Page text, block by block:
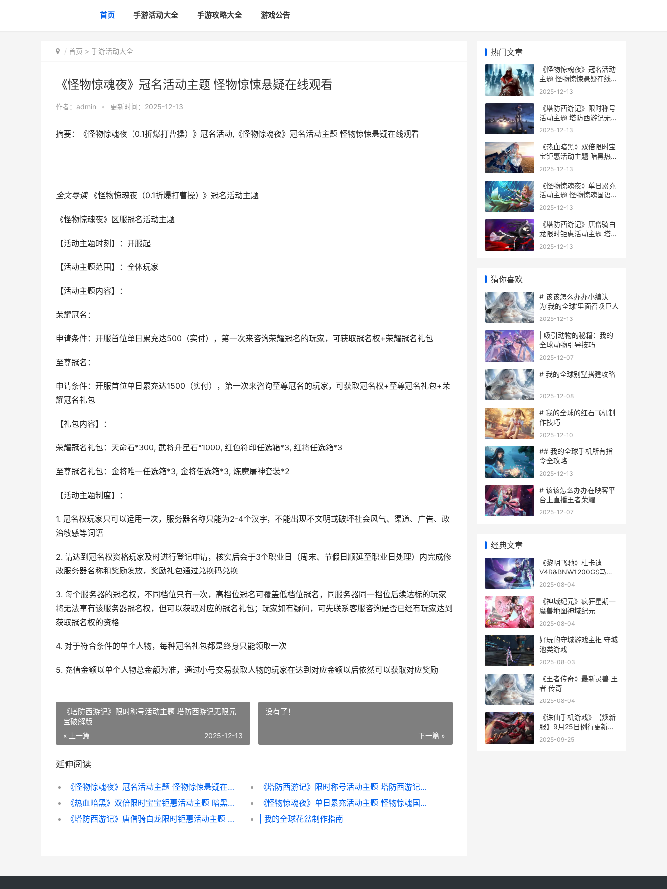
首页 手游活动大全 手游攻略大全 游戏公告
首页 > 手游活动大全
《怪物惊魂夜》冠名活动主题 怪物惊悚悬疑在线观看
作者： admin • 更新时间：2025-12-13
摘要：《怪物惊魂夜（0.1折爆打曹操）》冠名活动,《怪物惊魂夜》冠名活动主题 怪物惊悚悬疑在线观看
全文导读《怪物惊魂夜（0.1折爆打曹操）》冠名活动主题
《怪物惊魂夜》区服冠名活动主题
【活动主题时刻】：开服起
【活动主题范围】：全体玩家
【活动主题内容】：
荣耀冠名：
申请条件：开服首位单日累充达500（实付），第一次来咨询荣耀冠名的玩家，可获取冠名权+荣耀冠名礼包
至尊冠名：
申请条件：开服首位单日累充达1500（实付），第一次来咨询至尊冠名的玩家，可获取冠名权+至尊冠名礼包+荣
耀冠名礼包
【礼包内容】：
荣耀冠名礼包：天命石*300, 武将升星石*1000, 红色符印任选箱*3, 红将任选箱*3
至尊冠名礼包：金将唯一任选箱*3, 金将任选箱*3, 炼魔屠神套装*2
【活动主题制度】：
1. 冠名权玩家只可以运用一次，服务器名称只能为2-4个汉字，不能出现不文明或破坏社会风气、渠道、广告、政
治敏感等词语
2. 请达到冠名权资格玩家及时进行登记申请，核实后会于3个职业日（周末、节假日顺延至职业日处理）内完成修
改服务器名称和奖励发放，奖励礼包通过兑换码兑换
3. 每个服务器的冠名权，不同档位只有一次，高档位冠名可覆盖低档位冠名，同服务器同一挡位后续达标的玩家
将无法享有该服务器冠名权，但可以获取对应的冠名礼包；玩家如有疑问，可先联系客服咨询是否已经有玩家达到
获取冠名权的资格
4. 对于符合条件的单个人物，每种冠名礼包都是终身只能领取一次
5. 充值金额以单个人物总金额为准，通过小号交易获取人物的玩家在达到对应金额以后依然可以获取对应奖励
《塔防西游记》限时称号活动主题 塔防西游记无限元
宝破解版
« 上一篇 2025-12-13
没有了！
下一篇 »
延伸阅读
《怪物惊魂夜》冠名活动主题 怪物惊悚悬疑在线观看
《塔防西游记》限时称号活动主题 塔防西游记无限元宝破解版
《热血暗黑》双倍限时宝宝钜惠活动主题 暗黑热血rx
《怪物惊魂夜》单日累充活动主题 怪物惊魂国语电影完整版在线
《塔防西游记》唐僧骑白龙限时钜惠活动主题 塔防西游记0.05折
| 我的全球花盆制作指南
热门文章
《怪物惊魂夜》冠名活动
主题 怪物惊悚悬疑在线观
看
2025-12-13
《塔防西游记》限时称号
活动主题 塔防西游记无限
元宝破解版
2025-12-13
《热血暗黑》双倍限时宝
宝钜惠活动主题 暗黑热血
rx
2025-12-13
《怪物惊魂夜》单日累充
活动主题 怪物惊魂国语电
影完整版在线
2025-12-13
《塔防西游记》唐僧骑白
龙限时钜惠活动主题 塔防
西游记0.05折
2025-12-13
猜你喜欢
# 该该怎么办办小编认
为‘我的全球’里面召唤巨人
2025-12-13
| 吸引动物的秘籍：我的
全球动物引导技巧
2025-12-07
# 我的全球别墅搭建攻略
2025-12-08
# 我的全球的红石飞机制
作技巧
2025-12-10
## 我的全球手机所有指
令全攻略
2025-12-13
# 该该怎么办办在映客平
台上直播王者荣耀
2025-12-07
经典文章
《黎明飞驰》杜卡迪
V4R&BNW1200GS马上
震撼登场 黎明飞机
2025-08-04
《神域纪元》疯狂星期一
魔兽地图神域纪元
2025-08-04
好玩的守城游戏主推 守城
池类游戏
2025-08-03
《王者传奇》最新灵兽 王
者 传奇
2025-08-04
《诛仙手机游戏》【焕新
服】9月25日例行更新维
护公告 诛仙手游官网客户
2025-09-25